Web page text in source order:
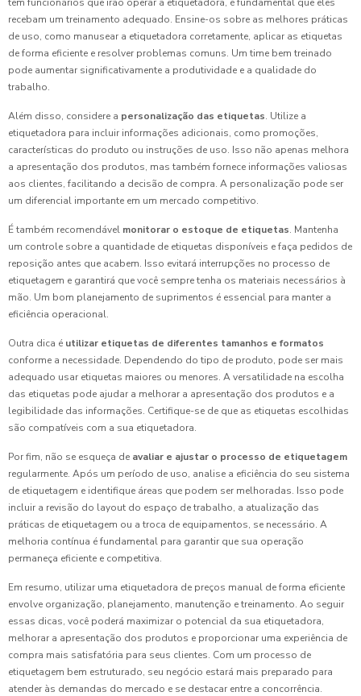
recebam um treinamento adequado. Ensine-os sobre as melhores práticas
de uso, como manusear a etiquetadora corretamente, aplicar as etiquetas
de forma eficiente e resolver problemas comuns. Um time bem treinado
pode aumentar significativamente a produtividade e a qualidade do
trabalho.
Além disso, considere a personalização das etiquetas. Utilize a
etiquetadora para incluir informações adicionais, como promoções,
características do produto ou instruções de uso. Isso não apenas melhora
a apresentação dos produtos, mas também fornece informações valiosas
aos clientes, facilitando a decisão de compra. A personalização pode ser
um diferencial importante em um mercado competitivo.
É também recomendável monitorar o estoque de etiquetas. Mantenha
um controle sobre a quantidade de etiquetas disponíveis e faça pedidos de
reposição antes que acabem. Isso evitará interrupções no processo de
etiquetagem e garantirá que você sempre tenha os materiais necessários à
mão. Um bom planejamento de suprimentos é essencial para manter a
eficiência operacional.
Outra dica é utilizar etiquetas de diferentes tamanhos e formatos
conforme a necessidade. Dependendo do tipo de produto, pode ser mais
adequado usar etiquetas maiores ou menores. A versatilidade na escolha
das etiquetas pode ajudar a melhorar a apresentação dos produtos e a
legibilidade das informações. Certifique-se de que as etiquetas escolhidas
são compatíveis com a sua etiquetadora.
Por fim, não se esqueça de avaliar e ajustar o processo de etiquetagem
regularmente. Após um período de uso, analise a eficiência do seu sistema
de etiquetagem e identifique áreas que podem ser melhoradas. Isso pode
incluir a revisão do layout do espaço de trabalho, a atualização das
práticas de etiquetagem ou a troca de equipamentos, se necessário. A
melhoria contínua é fundamental para garantir que sua operação
permaneça eficiente e competitiva.
Em resumo, utilizar uma etiquetadora de preços manual de forma eficiente
envolve organização, planejamento, manutenção e treinamento. Ao seguir
essas dicas, você poderá maximizar o potencial da sua etiquetadora,
melhorar a apresentação dos produtos e proporcionar uma experiência de
compra mais satisfatória para seus clientes. Com um processo de
etiquetagem bem estruturado, seu negócio estará mais preparado para
atender às demandas do mercado e se destacar entre a concorrência.